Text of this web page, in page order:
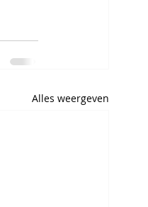
Alles weergeven